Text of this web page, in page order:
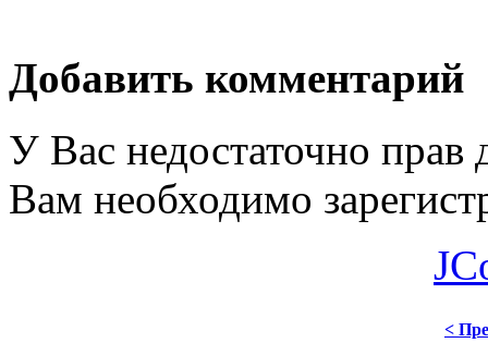
Добавить комментарий
У Вас недостаточно прав
Вам необходимо
<